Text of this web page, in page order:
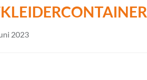
2023